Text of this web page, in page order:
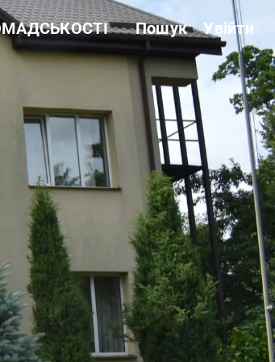
закупівлі
заходи
Пошук Увійти